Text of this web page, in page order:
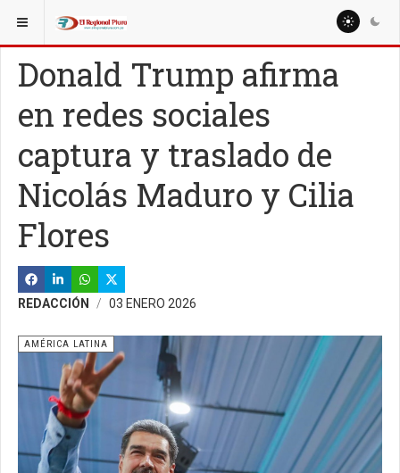
ESTÁ AQUÍ: MUNDO
Donald Trump afirma
en redes sociales
captura y traslado de
Nicolás Maduro y Cilia
Flores
REDACCIÓN 03 ENERO 2026
AMÉRICA LATINA